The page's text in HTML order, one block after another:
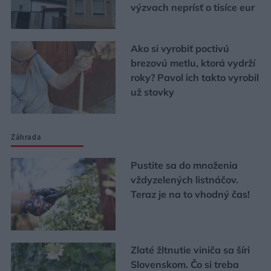
výzvach neprísť o tisíce eur
Ako si vyrobiť poctivú
brezovú metlu, ktorá vydrží
roky? Pavol ich takto vyrobil
už stovky
Záhrada
Pustite sa do množenia
vždyzelených listnáčov.
Teraz je na to vhodný čas!
Zlaté žltnutie viniča sa šíri
Slovenskom. Čo si treba